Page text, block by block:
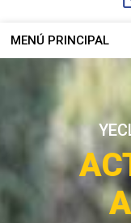
MENÚ PRINCIPAL